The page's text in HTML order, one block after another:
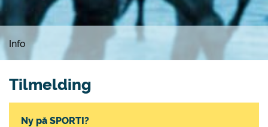
Info
Tilmelding
Ny på SPORTI?